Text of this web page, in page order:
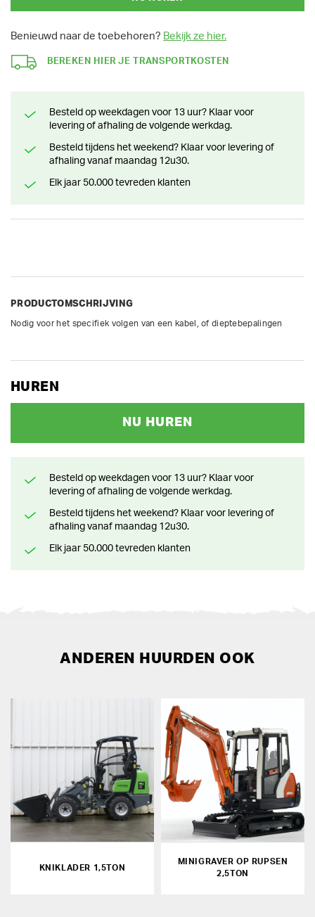
Benieuwd naar de toebehoren? Bekijk ze hier.
BEREKEN HIER JE TRANSPORTKOSTEN
Besteld op weekdagen voor 13 uur? Klaar voor
levering of afhaling de volgende werkdag.
Besteld tijdens het weekend? Klaar voor levering of
afhaling vanaf maandag 12u30.
Elk jaar 50.000 tevreden klanten
PRODUCTOMSCHRIJVING
Nodig voor het specifiek volgen van een kabel, of dieptebepalingen
HUREN
NU HUREN
Besteld op weekdagen voor 13 uur? Klaar voor
levering of afhaling de volgende werkdag.
Besteld tijdens het weekend? Klaar voor levering of
afhaling vanaf maandag 12u30.
Elk jaar 50.000 tevreden klanten
ANDEREN HUURDEN OOK
KNIKLADER 1,5TON
MINIGRAVER OP RUPSEN
2,5TON